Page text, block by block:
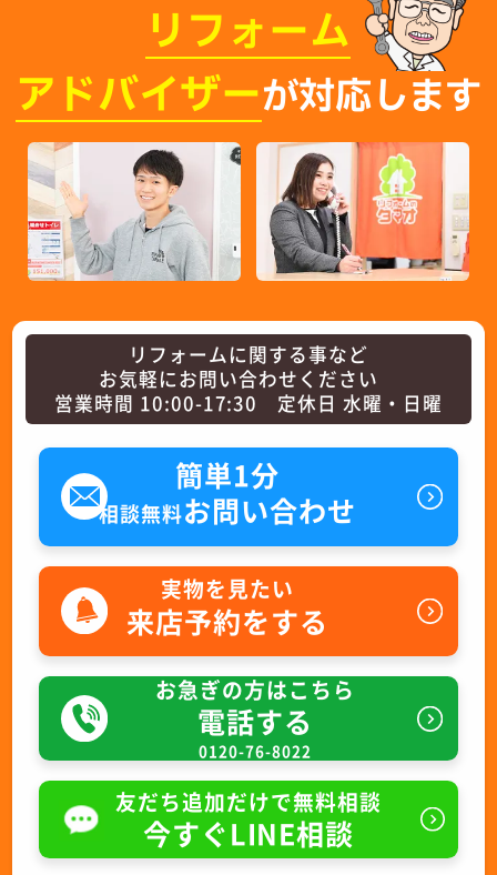
リフォーム
アドバイザーが対応します
リフォームに関する事など
お気軽にお問い合わせください
営業時間 10:00-17:30 定休日 水曜・日曜
簡単1分
相談無料お問い合わせ
実物を見たい
来店予約をする
お急ぎの方はこちら
電話する
0120-76-8022
友だち追加だけで無料相談
今すぐLINE相談